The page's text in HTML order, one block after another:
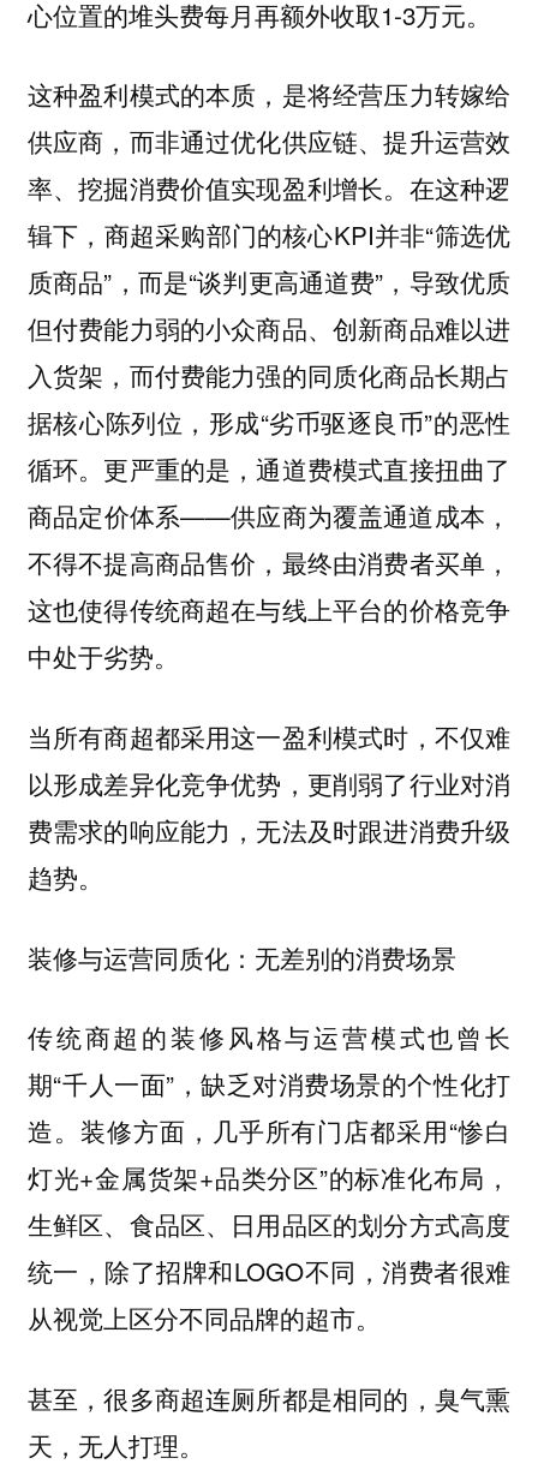
心位置的堆头费每月再额外收取1-3万元。
这种盈利模式的本质，是将经营压力转嫁给
供应商，而非通过优化供应链、提升运营效
率、挖掘消费价值实现盈利增长。在这种逻
辑下，商超采购部门的核心KPI并非“筛选优
质商品”，而是“谈判更高通道费”，导致优质
但付费能力弱的小众商品、创新商品难以进
入货架，而付费能力强的同质化商品长期占
据核心陈列位，形成“劣币驱逐良币”的恶性
循环。更严重的是，通道费模式直接扭曲了
商品定价体系——供应商为覆盖通道成本，
不得不提高商品售价，最终由消费者买单，
这也使得传统商超在与线上平台的价格竞争
中处于劣势。
当所有商超都采用这一盈利模式时，不仅难
以形成差异化竞争优势，更削弱了行业对消
费需求的响应能力，无法及时跟进消费升级
趋势。
装修与运营同质化：无差别的消费场景
传统商超的装修风格与运营模式也曾长
期“千人一面”，缺乏对消费场景的个性化打
造。装修方面，几乎所有门店都采用“惨白
灯光+金属货架+品类分区”的标准化布局，
生鲜区、食品区、日用品区的划分方式高度
统一，除了招牌和LOGO不同，消费者很难
从视觉上区分不同品牌的超市。
甚至，很多商超连厕所都是相同的，臭气熏
天，无人打理。